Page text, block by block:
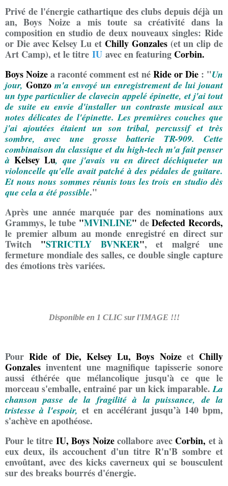
Privé de l'énergie cathartique des clubs depuis déjà un
an, Boys Noize a mis toute sa créativité dans la
composition en studio de deux nouveaux singles: Ride
or Die avec Kelsey Lu et Chilly Gonzales(et un clip de
Art Camp), et le titre IU avec en featuring Corbin.
Boys Noizea raconté comment est néRide or Die : "Un
jour,Gonzo m'a envoyé un enregistrement de lui jouant
un type particulier de clavecin appelé épinette, et j'ai tout
de suite eu envie d'installer un contraste musical aux
notes délicates de l'épinette. Les premières couches que
j'ai ajoutées étaient un son tribal, percussif et très
sombre, avec une grosse batterie TR-909. Cette
combinaison du classique et du high-tech m'a fait penser
àKelsey Lu, que j'avais vu en direct déchiqueter un
violoncelle qu'elle avait patché à des pédales de guitare.
Et nous nous sommes réunis tous les trois en studio dès
que cela a été possible."
Après une année marquée par des nominations aux
Grammys, le tube "MVINLINE" deDefected Records,
le premier album au monde enregistré en direct sur
Twitch "STRICTLY BVNKER", et malgré une
fermeture mondiale des salles, ce double single capture
des émotions très variées.
Disponible en 1 CLIC sur l'IMAGE !!!
PourRide of Die, Kelsey Lu, Boys Noizeet Chilly
Gonzales inventent une magnifique tapisserie sonore
aussi éthérée que mélancolique jusqu'à ce que le
morceau s'emballe, entrainé par un kick imparable.La
chanson passe de la fragilité à la puissance, de la
tristesse à l'espoir, et en accélérant jusqu’à 140 bpm,
s'achève en apothéose.
Pour le titre IU, Boys Noizecollabore avec Corbin, et à
eux deux, ils accouchent d'un titre R'n'B sombre et
envoûtant, avec des kicks caverneux qui se bousculent
sur des breaks bourrés d'énergie.